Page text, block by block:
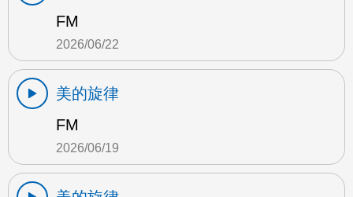
FM
2026/06/22
美的旋律
FM
2026/06/19